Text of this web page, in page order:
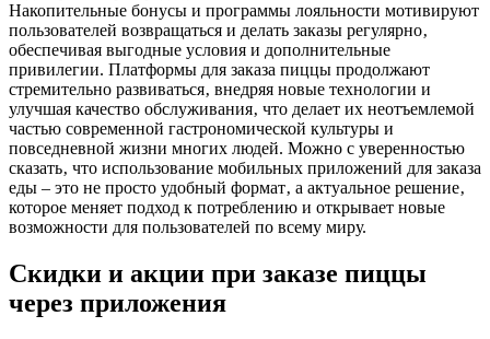
Накопительные бонусы и программы лояльности мотивируют
пользователей возвращаться и делать заказы регулярно‚
обеспечивая выгодные условия и дополнительные
привилегии. Платформы для заказа пиццы продолжают
стремительно развиваться‚ внедряя новые технологии и
улучшая качество обслуживания‚ что делает их неотъемлемой
частью современной гастрономической культуры и
повседневной жизни многих людей. Можно с уверенностью
сказать‚ что использование мобильных приложений для заказа
еды – это не просто удобный формат‚ а актуальное решение‚
которое меняет подход к потреблению и открывает новые
возможности для пользователей по всему миру.
Скидки и акции при заказе пиццы
через приложения